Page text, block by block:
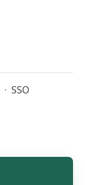
· SSO